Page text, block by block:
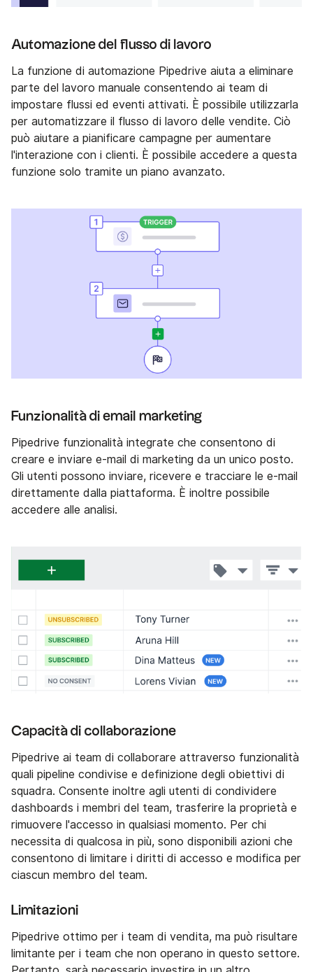
Automazione del flusso di lavoro
La funzione di automazione Pipedrive aiuta a eliminare
parte del lavoro manuale consentendo ai team di
impostare flussi ed eventi attivati. È possibile utilizzarla
per automatizzare il flusso di lavoro delle vendite. Ciò
può aiutare a pianificare campagne per aumentare
l'interazione con i clienti. È possibile accedere a questa
funzione solo tramite un piano avanzato.
Funzionalità di email marketing
Pipedrive funzionalità integrate che consentono di
creare e inviare e-mail di marketing da un unico posto.
Gli utenti possono inviare, ricevere e tracciare le e-mail
direttamente dalla piattaforma. È inoltre possibile
accedere alle analisi.
Capacità di collaborazione
Pipedrive ai team di collaborare attraverso funzionalità
quali pipeline condivise e definizione degli obiettivi di
squadra. Consente inoltre agli utenti di condividere
dashboards i membri del team, trasferire la proprietà e
rimuovere l'accesso in qualsiasi momento. Per chi
necessita di qualcosa in più, sono disponibili azioni che
consentono di limitare i diritti di accesso e modifica per
ciascun membro del team.
Limitazioni
Pipedrive ottimo per i team di vendita, ma può risultare
limitante per i team che non operano in questo settore.